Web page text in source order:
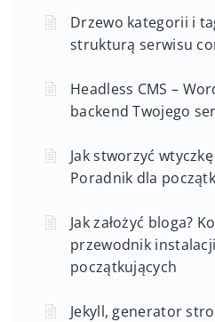
Drzewo kategorii i
strukturą serwisu
Headless CMS –
backend Twojego
Jak stworzyć
Poradnik dla
Jak założyć bloga?
przewodnik
początkujących
Jekyll, generator